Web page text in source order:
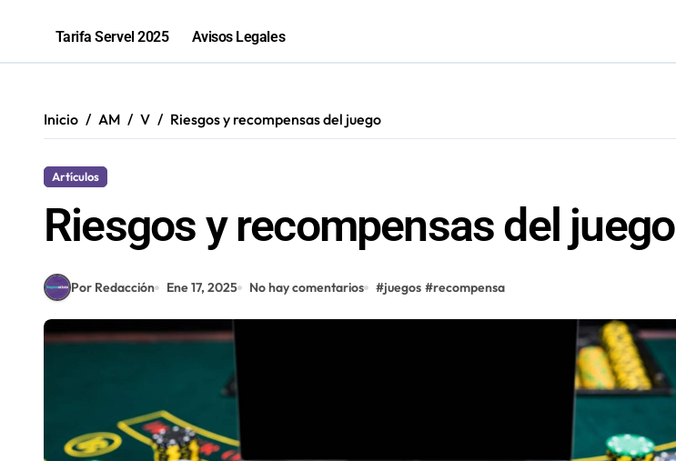
Tarifa Servel 2025 Avisos Legales
Inicio AM V Riesgos y recompensas del juego
Artículos
Riesgos y recompensas del juego
Por Redacción Ene 17, 2025 No hay comentarios #juegos #recompensa